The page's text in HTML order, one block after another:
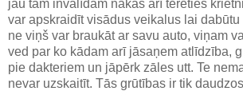
jau tam invalīdam nākas arī tērēties
var apskraidīt visādus veikalus lai
ne viņš var braukāt ar savu auto, viņam
ved par ko kādam arī jāsaņem atlīdzība,
pie dakteriem un jāpērk zāles utt. Te
nevar uzskaitīt. Tās grūtības ir tik